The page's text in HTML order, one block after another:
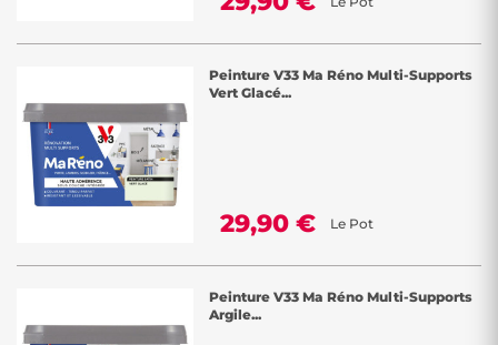
Peinture V33 Ma Réno Multi-Supports
Vert Glacé...
29,90 € Le Pot
Peinture V33 Ma Réno Multi-Supports
Argile...